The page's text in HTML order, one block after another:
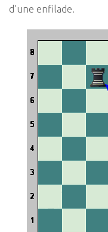
d’une enfilade.